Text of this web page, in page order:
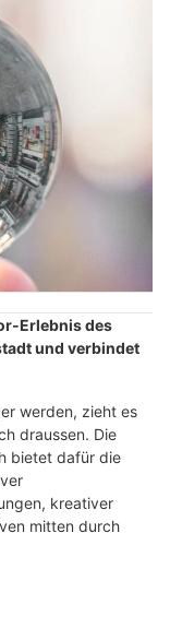
Erlebnis des
und verbindet
werden, zieht es
draussen. Die
bietet dafür die
kreativer
mitten durch